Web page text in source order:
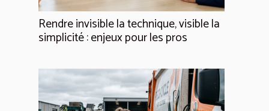
Rendre invisible la technique, visible la
simplicité : enjeux pour les pros